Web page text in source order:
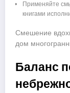
Применяйте
книгами
Смешение
дом
Баланс